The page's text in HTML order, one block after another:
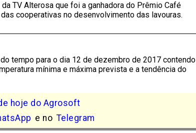
TV Alterosa que foi a ganhadora do Prêmio Café
cooperativas no desenvolvimento das lavouras.
tempo para o dia 12 de dezembro de 2017 contendo
mínima e máxima prevista e a tendência do
hoje do Agrosoft
e no Telegram